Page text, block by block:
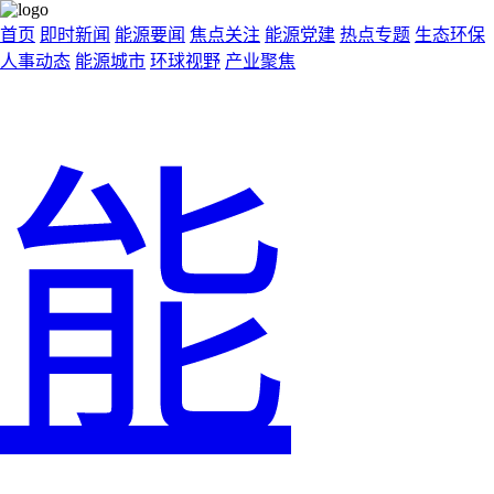
首页 即时新闻 能源要闻 焦点关注 能源党建 热点专题 生态环保
人事动态 能源城市 环球视野 产业聚焦
能